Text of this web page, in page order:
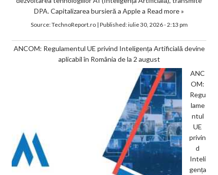
DPA. Capitalizarea bursieră a Apple a Read more »
Source:TechnoReport.ro| Published:iulie 30, 2026 - 2:13 pm
ANCOM: Regulamentul UE privind Inteligența Artificială devine
aplicabil în România de la 2 august
ANC
OM:
Regu
lame
ntul
UE
privin
d
Inteli
gența